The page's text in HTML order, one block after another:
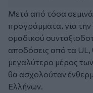
Μετά από τόσα
προγράμματα, για
ομαδικού
αποδόσεις από τα UL,
μεγαλύτερο μέρος
θα ασχολούταν
Ελλήνων.